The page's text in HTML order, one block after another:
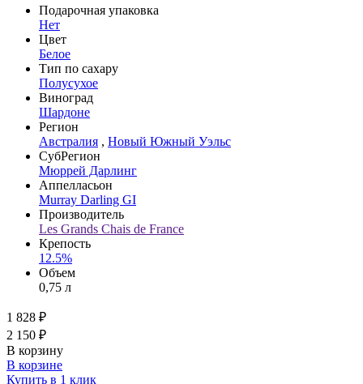
Подарочная упаковка
Нет
Цвет
Белое
Тип по сахару
Полусухое
Виноград
Шардоне
Регион
Австралия , Новый Южный Уэльс
СубРегион
Мюррей Дарлинг
Аппелласьон
Murray Darling GI
Производитель
Les Grands Chais de France
Крепость
12.5%
Объем
0,75 л
1 828 ₽
2 150 ₽
В корзину
В корзине
Купить в 1 клик